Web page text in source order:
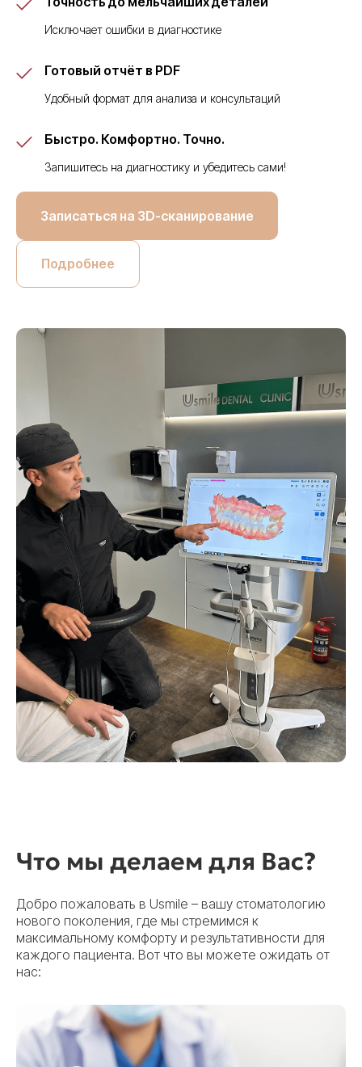
Исключает ошибки в диагностике
Готовый отчёт в PDF
Удобный формат для анализа и консультаций
Быстро. Комфортно. Точно.
Запишитесь на диагностику и убедитесь сами!
Записаться на 3D-сканирование
Подробнее
Что мы делаем для Вас?
Добро пожаловать в Usmile – вашу стоматологию
нового поколения, где мы стремимся к
максимальному комфорту и результативности для
каждого пациента. Вот что вы можете ожидать от
нас:
Запишитесь
на консультацию
в стоматологию Usmile
Заполните форму для персональной
консультации. Выбирая нас, вы
выбираете профессионализм.
+7
Оставить заявку